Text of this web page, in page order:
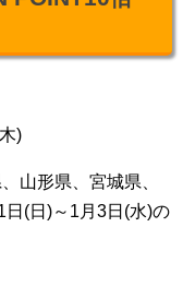
)
山形県、宮城県、
(日)～1月3日(水)の